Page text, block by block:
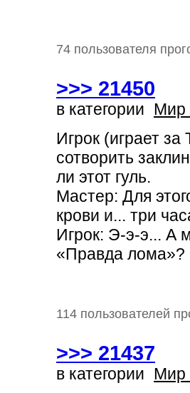
74 пользователя
>>> 21450
в категории Мир
Игрок (играет
сотворить
ли этот гуль.
Мастер: Для
крови и... три
Игрок: Э-э-э... А
«Правда лома»?
114 пользователей
>>> 21437
в категории Мир